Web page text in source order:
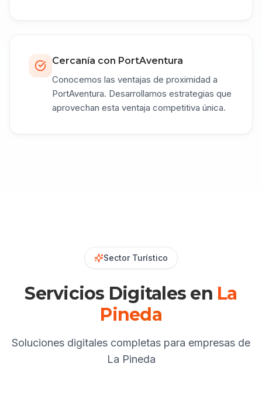
Cercanía con PortAventura
Conocemos las ventajas de proximidad a
PortAventura. Desarrollamos estrategias que
aprovechan esta ventaja competitiva única.
Sector Turístico
Servicios Digitales en La
Pineda
Soluciones digitales completas para empresas de
La Pineda